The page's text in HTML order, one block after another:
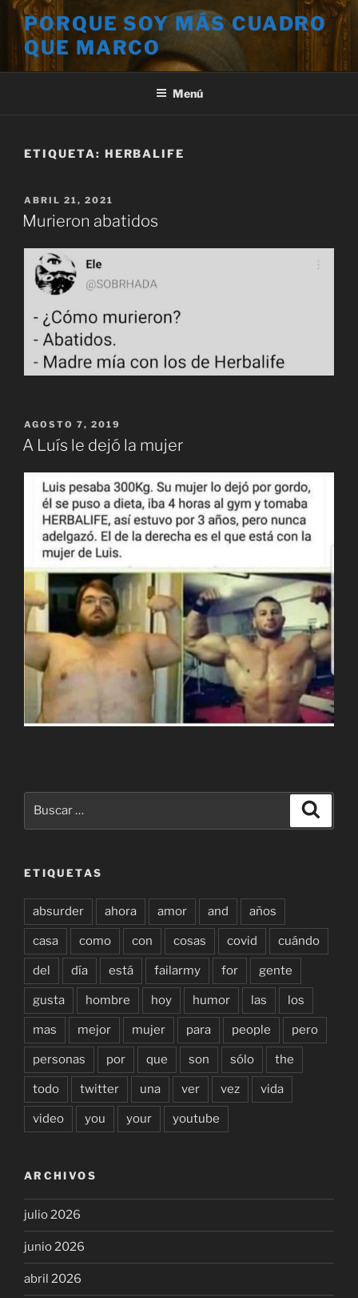
Saltar
contenido
PORQUE SOY MÁS CUADRO
QUE MARCO
Menú
ETIQUETA: HERBALIFE
PUBLICADO
EL
ABRIL 21, 2021
Murieron abatidos
PUBLICADO
EL
AGOSTO 7, 2019
A Luís le dejó la mujer
ETIQUETAS
absurder ahora amor and años
casa como con cosas covid cuándo
del día está failarmy for gente
gusta hombre hoy humor las los
mas mejor mujer para people pero
personas por que son sólo the
todo twitter una ver vez vida
video you your youtube
ARCHIVOS
julio 2026
junio 2026
abril 2026